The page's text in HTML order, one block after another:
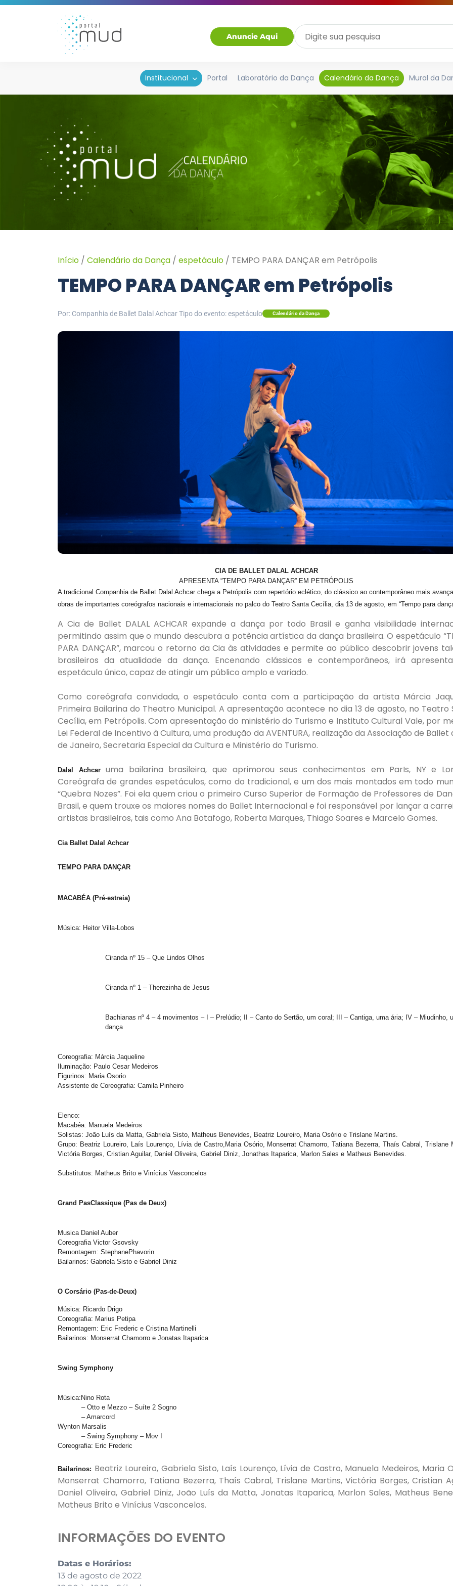
Anuncie Aqui
Institucional Portal Laboratório da Dança Calendário da Dança Mural da
Início / Calendário da Dança / espetáculo / TEMPO PARA DANÇAR em Petrópolis
TEMPO PARA DANÇAR em Petrópolis
Por: Companhia de Ballet Dalal AchcarTipo do evento: espetáculo Calendário da Dança
CIA DE BALLET DALAL ACHCAR
APRESENTA “TEMPO PARA DANÇAR” EM PETRÓPOLIS
A tradicional Companhia de Ballet Dalal Achcar chega a Petrópolis com repertório eclético, do clássico ao contemporâneo mais
obras de importantes coreógrafos nacionais e internacionais no palco do Teatro Santa Cecília, dia 13 de agosto, em “Tempo para
A Cia de Ballet DALAL ACHCAR expande a dança por todo Brasil e ganha visibilidade
permitindo assim que o mundo descubra a potência artística da dança brasileira. O espetáculo
PARA DANÇAR”, marcou o retorno da Cia às atividades e permite ao público descobrir jovens
brasileiros da atualidade da dança. Encenando clássicos e contemporâneos, irá
espetáculo único, capaz de atingir um público amplo e variado.
Como coreógrafa convidada, o espetáculo conta com a participação da artista Márcia
Primeira Bailarina do Theatro Municipal. A apresentação acontece no dia 13 de agosto, no Teatro
Cecília, em Petrópolis. Com apresentação do ministério do Turismo e Instituto Cultural Vale, por
Lei Federal de Incentivo à Cultura, uma produção da AVENTURA, realização da Associação de Ballet
de Janeiro, Secretaria Especial da Cultura e Ministério do Turismo.
Dalal Achcaruma bailarina brasileira, que aprimorou seus conhecimentos em ParIs, NY e
Coreógrafa de grandes espetáculos, como do tradicional, e um dos mais montados em todo
“Quebra Nozes”. Foi ela quem criou o primeiro Curso Superior de Formação de Professores de
Brasil, e quem trouxe os maiores nomes do Ballet Internacional e foi responsável por lançar a
artistas brasileiros, tais como Ana Botafogo, Roberta Marques, Thiago Soares e Marcelo Gomes.
Cia Ballet Dalal Achcar
TEMPO PARA DANÇAR
MACABÉA (Pré-estreia)
Música: Heitor Villa-Lobos
Ciranda nº 15 – Que Lindos Olhos
Ciranda nº 1 – Therezinha de Jesus
Bachianas nº 4 – 4 movimentos – I – Prelúdio; II – Canto do Sertão, um coral; III – Cantiga, uma ária; IV – Miudinho,
dança
Coreografia: Márcia Jaqueline
Iluminação: Paulo Cesar Medeiros
Figurinos: Maria Osorio
Assistente de Coreografia: Camila Pinheiro
Elenco:
Macabéa: Manuela Medeiros
Solistas: João Luís da Matta, Gabriela Sisto, Matheus Benevides, Beatriz Loureiro, Maria Osório e Trislane Martins.
Grupo: Beatriz Loureiro, Laís Lourenço, Lívia de Castro,Maria Osório, Monserrat Chamorro, Tatiana Bezerra, Thaís Cabral, Trislane
Victória Borges, Cristian Aguilar, Daniel Oliveira, Gabriel Diniz, Jonathas Itaparica, Marlon Sales e Matheus Benevides.
Substitutos: Matheus Brito e Vinícius Vasconcelos
Grand PasClassique (Pas de Deux)
Musica Daniel Auber
Coreografia Victor Gsovsky
Remontagem: StephanePhavorin
Bailarinos: Gabriela Sisto e Gabriel Diniz
O Corsário (Pas-de-Deux)
Música: Ricardo Drigo
Coreografia: Marius Petipa
Remontagem: Eric Frederic e Cristina Martinelli
Bailarinos: Monserrat Chamorro e Jonatas Itaparica
Swing Symphony
Música:Nino Rota
– Otto e Mezzo – Suíte 2 Sogno
– Amarcord
Wynton Marsalis
– Swing Symphony – Mov I
Coreografia: Eric Frederic
Bailarinos: Beatriz Loureiro, Gabriela Sisto, Laís Lourenço, Lívia de Castro, Manuela Medeiros, Maria
Monserrat Chamorro, Tatiana Bezerra, Thaís Cabral, Trislane Martins, Victória Borges, Cristian
Daniel Oliveira, Gabriel Diniz, João Luís da Matta, Jonatas Itaparica, Marlon Sales, Matheus
Matheus Brito e Vinícius Vasconcelos.
INFORMAÇÕES DO EVENTO
Datas e Horários:
13 de agosto de 2022